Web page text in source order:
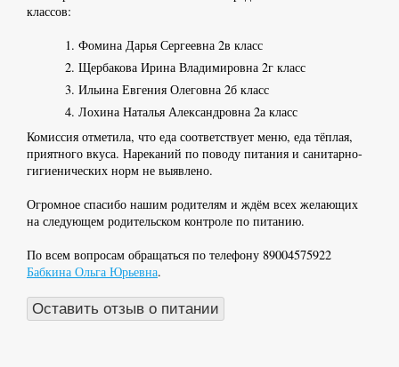
классов:
Фомина Дарья Сергеевна 2в класс
Щербакова Ирина Владимировна 2г класс
Ильина Евгения Олеговна 2б класс
Лохина Наталья Александровна 2а класс
Комиссия отметила, что еда соответствует меню, еда тёплая,
приятного вкуса. Нареканий по поводу питания и санитарно-
гигиенических норм не выявлено.
Огромное спасибо нашим родителям и ждём всех желающих
на следующем родительском контроле по питанию.
По всем вопросам обращаться по телефону 89004575922
Бабкина Ольга Юрьевна.
Оставить отзыв о питании